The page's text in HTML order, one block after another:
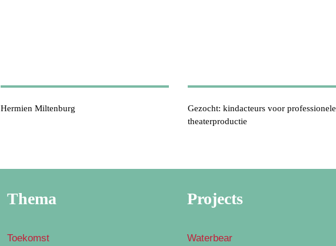
Hermien Miltenburg
Gezocht: kindacteurs voor professionele
theaterproductie
Thema
Toekomst
Projects
Waterbear